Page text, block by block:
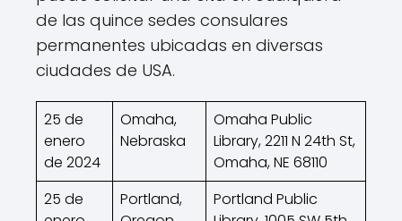
de las quince sedes consulares
permanentes ubicadas en diversas
ciudades de USA.
25 de
enero
de 2024
Omaha,
Nebraska
Omaha Public
Library, 2211 N 24th St,
Omaha, NE 68110
25 de
Portland,
Portland Public